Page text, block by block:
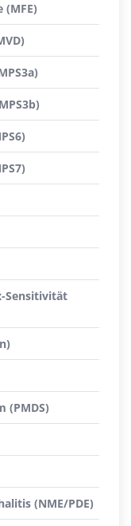
Sensitivität
(PMDS)
(NME/PDE)